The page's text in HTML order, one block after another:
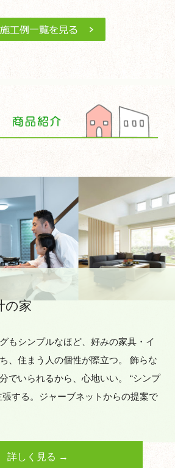
の家
もシンプルなほど、好みの家具・イ
、住まう人の個性が際立つ。 飾らな
でいられるから、心地いい。 “シンプ
張する。ジャーブネットからの提案で
詳しく見る →